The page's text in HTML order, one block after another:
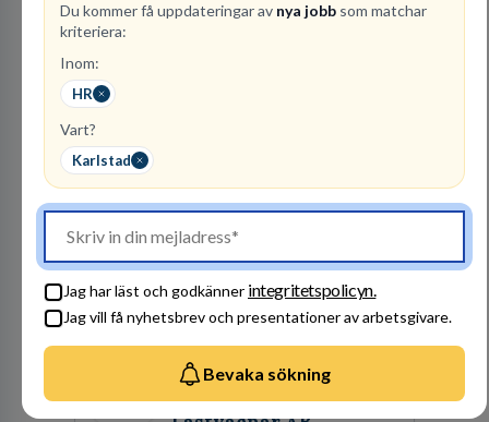
Du kommer få uppdateringar av nya jobb som matchar
kriteriera:
Inom:
HR
Vart?
Karlstad
Jag har läst och godkänner integritetspolicyn.
Jag vill få nyhetsbrev och presentationer av arbetsgivare.
Bevaka sökning
95lediga jobb
imorgon än idag. Tillsammans med 41 000
Finnvedens